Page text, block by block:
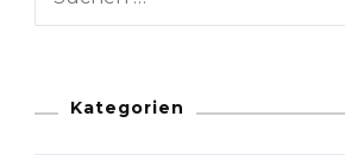
Kategorien